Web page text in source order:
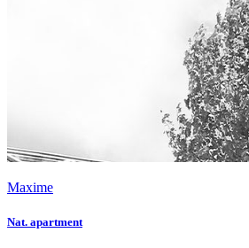
Maxime
Nat. apartment